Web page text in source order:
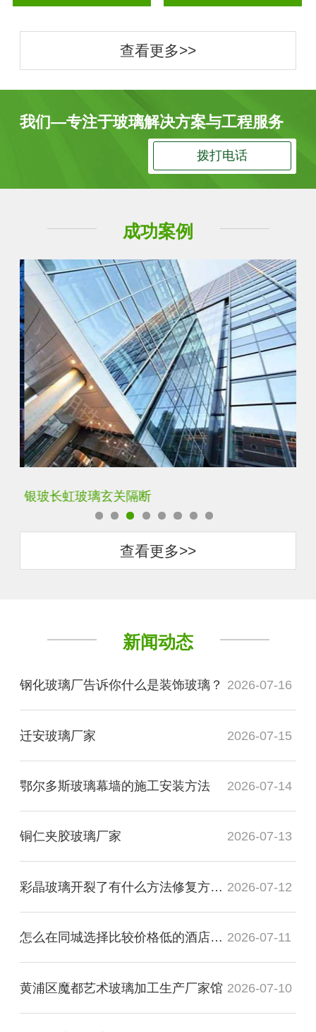
查看更多>>
我们—专注于玻璃解决方案与工程服务
拨打电话
成功案例
银玻长虹玻璃玄关隔断
查看更多>>
新闻动态
钢化玻璃厂告诉你什么是装饰玻璃？ 2026-07-16
迁安玻璃厂家 2026-07-15
鄂尔多斯玻璃幕墙的施工安装方法 2026-07-14
铜仁夹胶玻璃厂家 2026-07-13
彩晶玻璃开裂了有什么方法修复方法？ 2026-07-12
怎么在同城选择比较价格低的酒店装饰玻璃厂家 2026-07-11
黄浦区魔都艺术玻璃加工生产厂家馆 2026-07-10